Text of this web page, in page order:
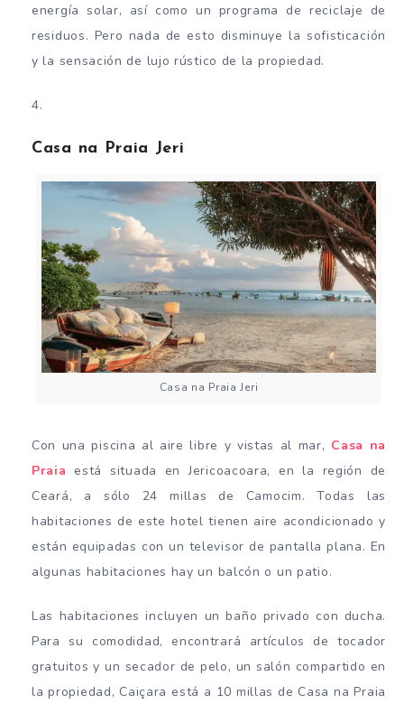
energía solar, así como un programa de reciclaje de
residuos. Pero nada de esto disminuye la sofisticación
y la sensación de lujo rústico de la propiedad.
Casa na Praia Jeri
Casa na Praia Jeri
Con una piscina al aire libre y vistas al mar, Casa na
Praia está situada en Jericoacoara, en la región de
Ceará, a sólo 24 millas de Camocim. Todas las
habitaciones de este hotel tienen aire acondicionado y
están equipadas con un televisor de pantalla plana. En
algunas habitaciones hay un balcón o un patio.
Las habitaciones incluyen un baño privado con ducha.
Para su comodidad, encontrará artículos de tocador
gratuitos y un secador de pelo, un salón compartido en
la propiedad, Caiçara está a 10 millas de Casa na Praia